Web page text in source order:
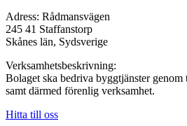
Adress: Rådmansvägen
245 41 Staffanstorp
Skånes län, Sydsverige
Verksamhetsbeskrivning:
Bolaget ska bedriva byggtjänster genom
samt därmed förenlig verksamhet.
Hitta till oss